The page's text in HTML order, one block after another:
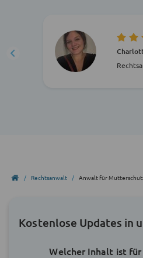
Rechtsanwalt Anwalt für
Kostenlose Updates in
Welcher Inhalt ist für